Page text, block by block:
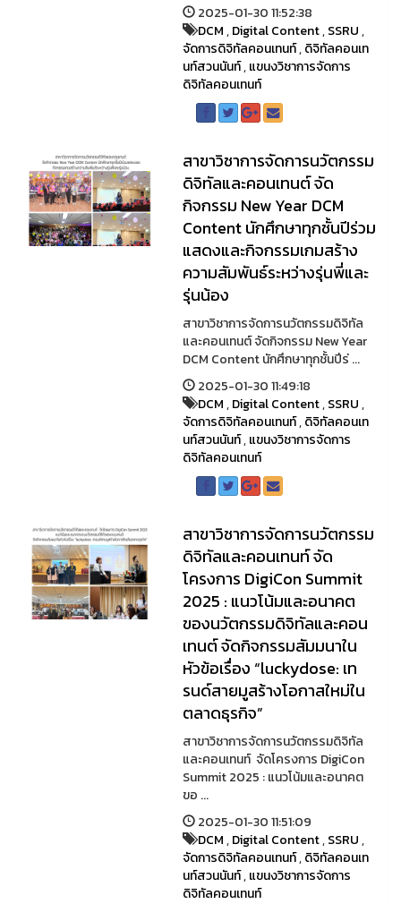
2025-01-30 11:52:38
DCM,Digital Content,SSRU,
จัดการดิจิทัลคอนเทนท์,ดิจิทัลคอนเท
นท์สวนนันท์,แขนงวิชาการจัดการ
ดิจิทัลคอนเทนท์
สาขาวิชาการจัดการนวัตกรรม
ดิจิทัลและคอนเทนต์ จัด
กิจกรรม New Year DCM
Content นักศึกษาทุกชั้นปีร่วม
แสดงและกิจกรรมเกมสร้าง
ความสัมพันธ์ระหว่างรุ่นพี่และ
รุ่นน้อง
สาขาวิชาการจัดการนวัตกรรมดิจิทัล
และคอนเทนต์ จัดกิจกรรม New Year
DCM Content นักศึกษาทุกชั้นปีร่ ...
2025-01-30 11:49:18
DCM,Digital Content,SSRU,
จัดการดิจิทัลคอนเทนท์,ดิจิทัลคอนเท
นท์สวนนันท์,แขนงวิชาการจัดการ
ดิจิทัลคอนเทนท์
สาขาวิชาการจัดการนวัตกรรม
ดิจิทัลและคอนเทนท์ จัด
โครงการ DigiCon Summit
2025 : แนวโน้มและอนาคต
ของนวัตกรรมดิจิทัลและคอน
เทนต์ จัดกิจกรรมสัมมนาใน
หัวข้อเรื่อง “luckydose: เท
รนด์สายมูสร้างโอกาสใหม่ใน
ตลาดธุรกิจ”
สาขาวิชาการจัดการนวัตกรรมดิจิทัล
และคอนเทนท์ จัดโครงการ DigiCon
Summit 2025 : แนวโน้มและอนาคต
ขอ ...
2025-01-30 11:51:09
DCM,Digital Content,SSRU,
จัดการดิจิทัลคอนเทนท์,ดิจิทัลคอนเท
นท์สวนนันท์,แขนงวิชาการจัดการ
ดิจิทัลคอนเทนท์